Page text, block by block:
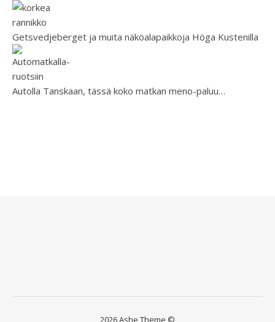
Getsvedjeberget ja muita näköalapaikkoja Höga Kustenilla
Autolla Tanskaan, tässä koko matkan meno-paluu…
2026 Ashe Theme ©